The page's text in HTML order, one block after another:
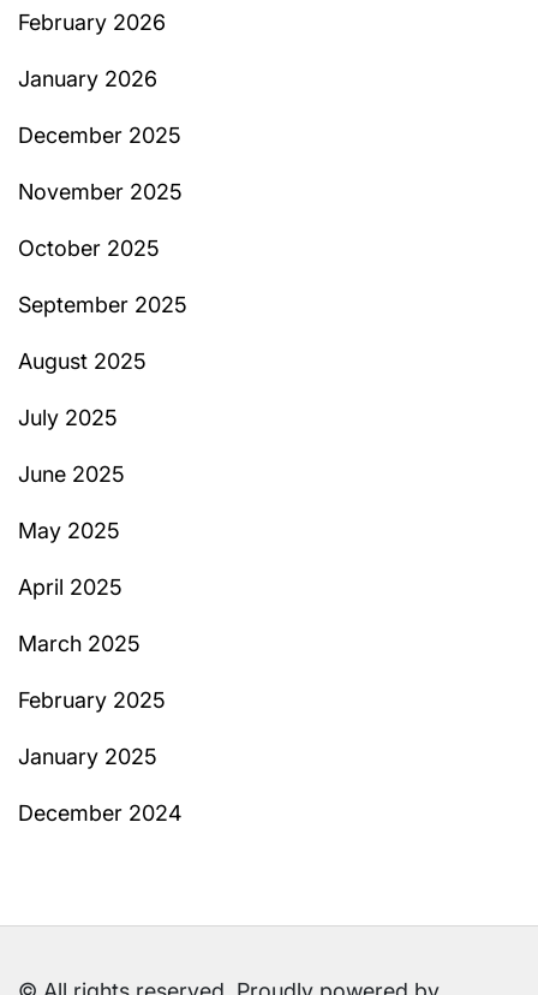
February 2026
January 2026
December 2025
November 2025
October 2025
September 2025
August 2025
July 2025
June 2025
May 2025
April 2025
March 2025
February 2025
January 2025
December 2024